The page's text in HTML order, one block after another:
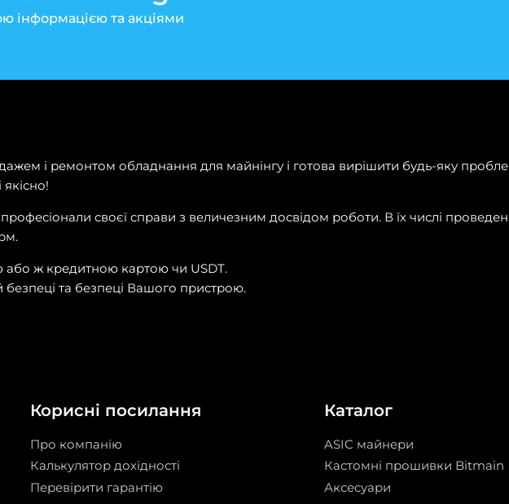
інформацією та акціями
і ремонтом обладнання для майнінгу і готова вирішити будь-яку
своєї справи з величезним досвідом роботи. В їх числі
або ж кредитною картою чи USDT.
безпеці та безпеці Вашого пристрою.
Корисні посилання
Про компанію
Калькулятор дохідності
Перевірити гарантію
Каталог
ASIC майнери
Кастомні прошивки Bitmain
Аксесуари